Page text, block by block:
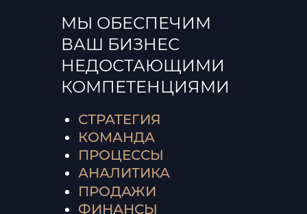
МЫ ОБЕСПЕЧИМ
ВАШ БИЗНЕС
НЕДОСТАЮЩИМИ
КОМПЕТЕНЦИЯМИ
СТРАТЕГИЯ
КОМАНДА
ПРОЦЕССЫ
АНАЛИТИКА
ПРОДАЖИ
ФИНАНСЫ